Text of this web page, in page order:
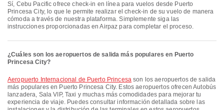
Sí, Cebu Pacific ofrece check-in en línea para vuelos desde Puerto
Princesa City, lo que le permite realizar el check-in de su vuelo de manera
cómoda a través de nuestra plataforma. Simplemente siga las
instrucciones proporcionadas en Airpaz para completar el proceso.
¿Cuáles son los aeropuertos de salida más populares en Puerto
Princesa City?
Aeropuerto Internacional de Puerto Princesa son los aeropuertos de salida
más populares en Puerto Princesa City. Estos aeropuertos ofrecen Autobús
lanzadera, Sala VIP, Taxi y muchas más comodidades para mejorar tu
experiencia de viaje. Puedes consultar información detallada sobre las